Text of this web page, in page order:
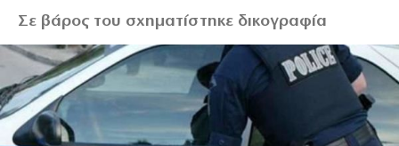
Σε βάρος του σχηματίστηκε δικογραφία